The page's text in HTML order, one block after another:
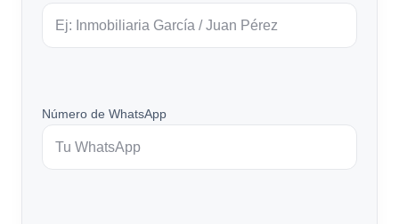
Número de WhatsApp